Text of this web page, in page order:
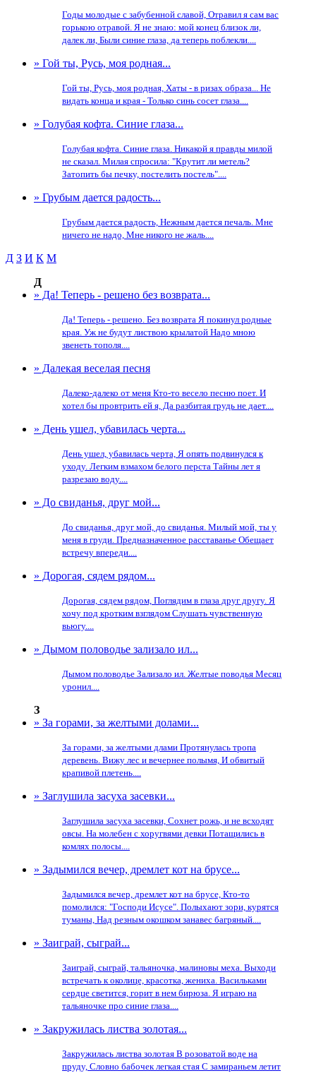
Годы молодые с забубенной славой, Отравил я сам вас
горькою отравой. Я не знаю: мой конец близок ли,
далек ли, Были синие глаза, да теперь поблекли....
» Гой ты, Русь, моя родная...
Гой ты, Русь, моя родная, Хаты - в ризах образа... Не
видать конца и края - Только синь сосет глаза....
» Голубая кофта. Синие глаза...
Голубая кофта. Синие глаза. Никакой я правды милой
не сказал. Милая спросила: "Крутит ли метель?
Затопить бы печку, постелить постель"....
» Грубым дается радость...
Грубым дается радость, Нежным дается печаль. Мне
ничего не надо, Мне никого не жаль....
Д З И К М
Д
» Да! Теперь - решено без возврата...
Да! Теперь - решено. Без возврата Я покинул родные
края. Уж не будут листвою крылатой Надо мною
звенеть тополя....
» Далекая веселая песня
Далеко-далеко от меня Кто-то весело песню поет. И
хотел бы провтрить ей я, Да разбитая грудь не дает....
» День ушел, убавилась черта...
День ушел, убавилась черта, Я опять подвинулся к
уходу. Легким взмахом белого перста Тайны лет я
разрезаю воду....
» До свиданья, друг мой...
До свиданья, друг мой, до свиданья. Милый мой, ты у
меня в груди. Предназначенное расставанье Обещает
встречу впереди....
» Дорогая, сядем рядом...
Дорогая, сядем рядом, Поглядим в глаза друг другу. Я
хочу под кротким взглядом Слушать чувственную
вьюгу....
» Дымом половодье зализало ил...
Дымом половодье Зализало ил. Желтые поводья Месяц
уронил....
З
» За горами, за желтыми долами...
За горами, за желтыми длами Протянулась тропа
деревень. Вижу лес и вечернее полымя, И обвитый
крапивой плетень....
» Заглушила засуха засевки...
Заглушила засуха засевки, Сохнет рожь, и не всходят
овсы. На молебен с хоругвями девки Потащились в
комлях полосы....
» Задымился вечер, дремлет кот на брусе...
Задымился вечер, дремлет кот на брусе, Кто-то
помолился: "Господи Исусе". Полыхают зори, курятся
туманы, Над резным окошком занавес багряный....
» Заиграй, сыграй...
Заиграй, сыграй, тальяночка, малиновы меха. Выходи
встречать к околице, красотка, жениха. Васильками
сердце светится, горит в нем бирюза. Я играю на
тальяночке про синие глаза....
» Закружилась листва золотая...
Закружилась листва золотая В розоватой воде на
пруду, Словно бабочек легкая стая С замираньем летит